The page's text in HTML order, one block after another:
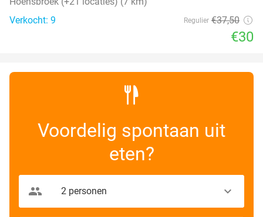
Verkocht: 9
Regulier €37,50
€30
Voordelig spontaan uit
eten?